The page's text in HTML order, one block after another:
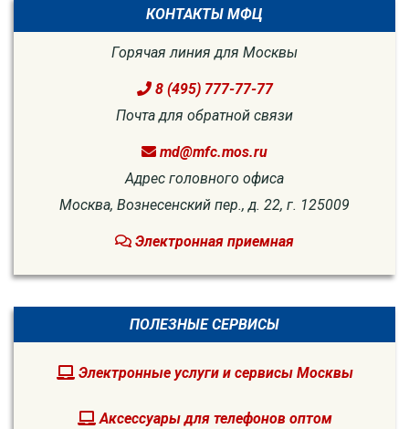
КОНТАКТЫ МФЦ
Горячая линия для Москвы
8 (495) 777-77-77
Почта для обратной связи
md@mfc.mos.ru
Адрес головного офиса
Москва, Вознесенский пер., д. 22, г. 125009
Электронная приемная
ПОЛЕЗНЫЕ СЕРВИСЫ
Электронные услуги и сервисы Москвы
Аксессуары для телефонов оптом